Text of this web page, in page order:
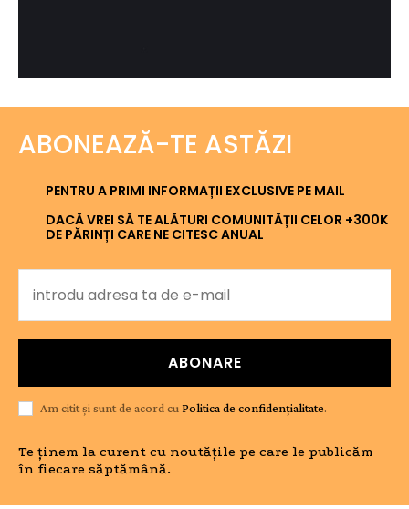
ABONEAZĂ-TE ASTĂZI
PENTRU A PRIMI INFORMAȚII EXCLUSIVE PE MAIL
DACĂ VREI SĂ TE ALĂTURI COMUNITĂȚII CELOR +300K
DE PĂRINȚI CARE NE CITESC ANUAL
ABONARE
Am citit și sunt de acord cu Politica de confidențialitate.
Te ținem la curent cu noutățile pe care le publicăm
în fiecare săptămână.